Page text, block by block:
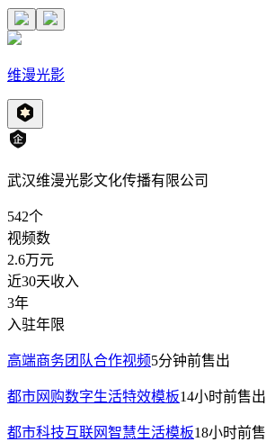
维漫光影
武汉维漫光影文化传播有限公司
542个
视频数
2.6万元
近30天收入
3年
入驻年限
高端商务团队合作视频5分钟前售出
都市网购数字生活特效模板14小时前售出
都市科技互联网智慧生活模板18小时前